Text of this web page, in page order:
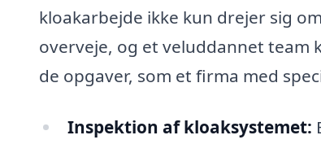
kloakarbejde ikke kun drejer sig
overveje, og et veluddannet team
de opgaver, som et firma med
Inspektion af kloaksystemet: